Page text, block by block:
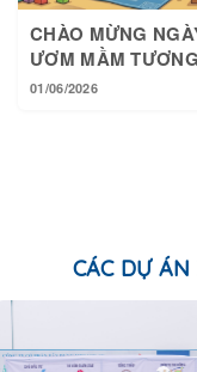
CHÀO MỪNG
ƯƠM MẦM
01/06/2026
CÁC DỰ ÁN